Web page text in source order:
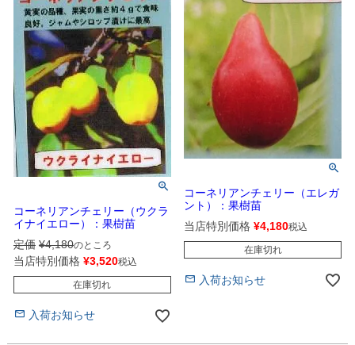
コーネリアンチェリー（ウクラ
イナイエロー）：果樹苗
定価 ¥4,180のところ
当店特別価格 ¥3,520税込
在庫切れ
入荷お知らせ
コーネリアンチェリー（エレガ
ント）：果樹苗
当店特別価格 ¥4,180税込
在庫切れ
入荷お知らせ